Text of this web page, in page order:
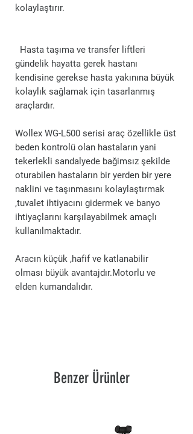
kolaylaştırır.
Hasta taşıma ve transfer liftleri
gündelik hayatta gerek hastanı
kendisine gerekse hasta yakınına büyük
kolaylık sağlamak için tasarlanmış
araçlardır.
Wollex WG-L500 serisi araç özellikle üst
beden kontrolü olan hastaların yani
tekerlekli sandalyede bağimsız şekilde
oturabilen hastaların bir yerden bir yere
naklini ve taşınmasını kolaylaştırmak
,tuvalet ihtiyacını gidermek ve banyo
ihtiyaçlarını karşılayabilmek amaçlı
kullanılmaktadır.
Aracın küçük ,hafif ve katlanabilir
olması büyük avantajdır.Motorlu ve
elden kumandalıdır.
Benzer Ürünler